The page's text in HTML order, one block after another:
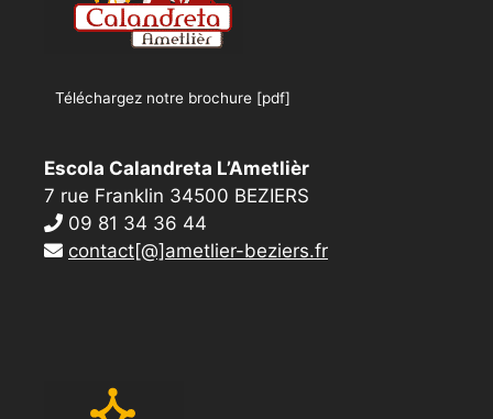
Téléchargez notre brochure [pdf]
Escola Calandreta L’Ametlièr
7 rue Franklin 34500 BEZIERS
09 81 34 36 44
contact[@]ametlier-beziers.fr